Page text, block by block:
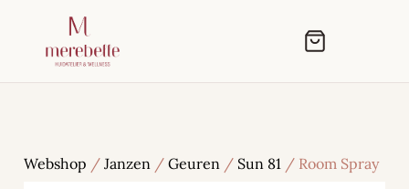
Webshop / Janzen / Geuren / Sun 81 / Room Spray